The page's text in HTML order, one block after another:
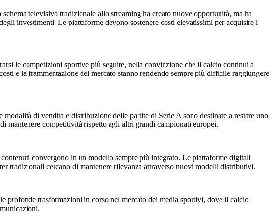
televisivo tradizionale allo streaming ha creato nuove opportunità, ma ha
investimenti. Le piattaforme devono sostenere costi elevatissimi per acquisire i
le competizioni sportive più seguite, nella convinzione che il calcio continui a
e la frammentazione del mercato stanno rendendo sempre più difficile raggiungere
di vendita e distribuzione delle partite di Serie A sono destinate a restare uno
mantenere competitività rispetto agli altri grandi campionati europei.
convergono in un modello sempre più integrato. Le piattaforme digitali
tradizionali cercano di mantenere rilevanza attraverso nuovi modelli distributivi.
profonde trasformazioni in corso nel mercato dei media sportivi, dove il calcio